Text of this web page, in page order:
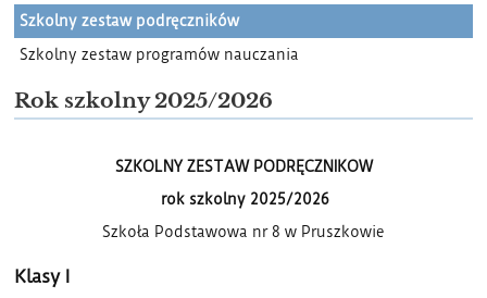
Wykaz
podręczników
Programów
nauczania
Szkolny zestaw podręczników
Szkolny zestaw programów nauczania
Rok szkolny 2025/2026
SZKOLNY ZESTAW PODRĘCZNIKOW
rok szkolny 2025/2026
Szkoła Podstawowa nr 8 w Pruszkowie
Klasy I